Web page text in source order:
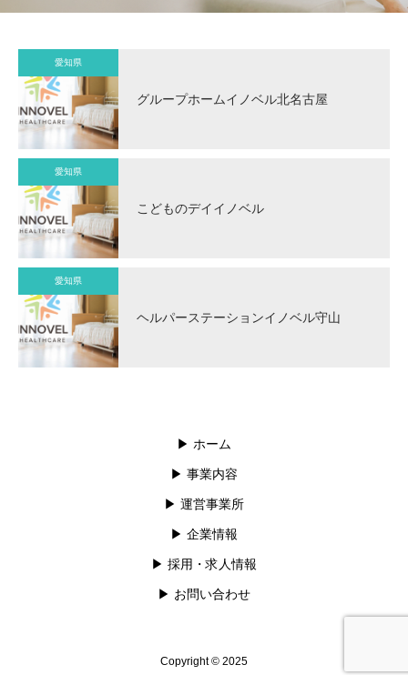
愛知県
グループホームイノベル北名古屋
愛知県
こどものデイイノベル
愛知県
ヘルパーステーションイノベル守山
▶︎ ホーム
▶︎ 事業内容
▶︎ 運営事業所
▶︎ 企業情報
▶︎ 採用・求人情報
▶︎ お問い合わせ
Copyright © 2025